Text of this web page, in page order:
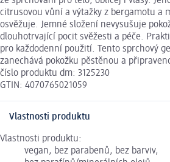
citrusovou vůní a výtažky z bergamotu a
osvěžuje. Jemné složení nevysušuje
dlouhotrvající pocit svěžesti a péče.
pro každodenní použití. Tento sprchový
zanechává pokožku pěstěnou a
číslo produktu dm: 3125230
GTIN: 4070765021059
Vlastnosti produktu
Vlastnosti produktu:
vegan, bez parabenů, bez barviv,